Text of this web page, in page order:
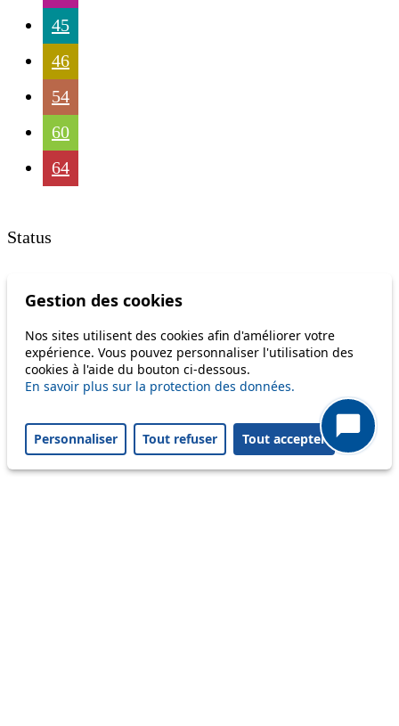
45
46
54
60
64
Status
Information
Disruption to come
Reset filters
Only lines affected by disruptions are listed above.
A question ? An observation ?
Gestion des cookies
Nos sites utilisent des cookies afin d'améliorer votre
expérience. Vous pouvez personnaliser l'utilisation des
cookies à l'aide du bouton ci-dessous.
En savoir plus sur la protection des données.
Personnaliser Tout refuser Tout accepter